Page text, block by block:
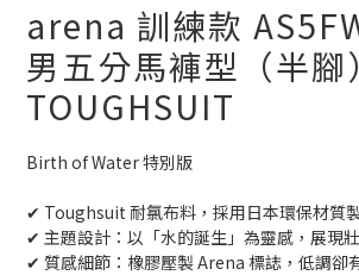
arena 訓練款
男五分馬褲型（半腳
TOUGHSUIT
Birth of Water 特別版
✔ Toughsuit 耐氯布料，採用日本環保材質
✔ 主題設計：以「水的誕生」為靈感，展現
✔ 質感細節：橡膠壓製 Arena 標誌，低調卻